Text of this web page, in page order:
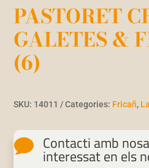
PASTORET
GALETES &
(6)
SKU: 14011 Categories: Fricañ,
 Contacti amb
interessat en els